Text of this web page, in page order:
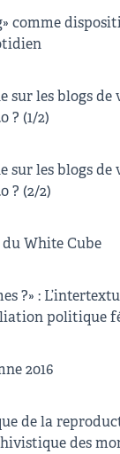
comme
sur les blogs de
? (1/2)
sur les blogs de
? (2/2)
White Cube
?» :
politique
2016
de la
des